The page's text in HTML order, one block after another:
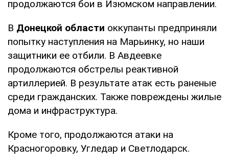
продолжаются бои в Изюмском направлении.
В Донецкой области оккупанты предприняли
попытку наступления на Марьинку, но наши
защитники ее отбили. В Авдеевке
продолжаются обстрелы реактивной
артиллерией. В результате атак есть раненые
среди гражданских. Также повреждены жилые
дома и инфраструктура.
Кроме того, продолжаются атаки на
Красногоровку, Угледар и Светлодарск.